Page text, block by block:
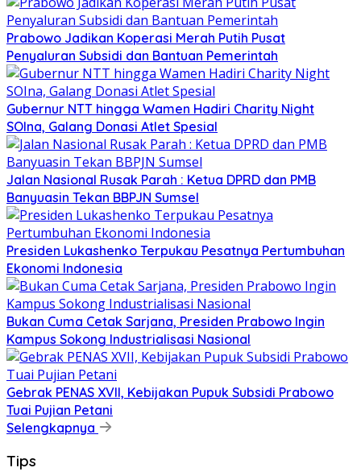
Prabowo Jadikan Koperasi Merah Putih Pusat
Penyaluran Subsidi dan Bantuan Pemerintah
Gubernur NTT hingga Wamen Hadiri Charity Night
SOIna, Galang Donasi Atlet Spesial
Jalan Nasional Rusak Parah : Ketua DPRD dan PMB
Banyuasin Tekan BBPJN Sumsel
Presiden Lukashenko Terpukau Pesatnya Pertumbuhan
Ekonomi Indonesia
Bukan Cuma Cetak Sarjana, Presiden Prabowo Ingin
Kampus Sokong Industrialisasi Nasional
Gebrak PENAS XVII, Kebijakan Pupuk Subsidi Prabowo
Tuai Pujian Petani
Selengkapnya
Tips